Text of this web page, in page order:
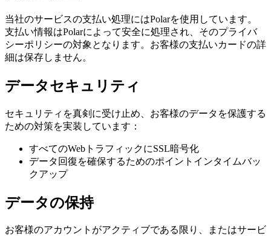
当社のサービスの支払い処理にはPolarを使用しています。
支払い情報はPolarによって安全に処理され、そのプライバ
シーポリシーの対象となります。お客様の支払いカードの詳
細は保存しません。
データセキュリティ
セキュリティを真剣に受け止め、お客様のデータを保護する
ための対策を実装しています：
すべてのWebトラフィックにSSL暗号化
データ回復を確保するためのポイントインタイムバッ
クアップ
データの保持
お客様のアカウントがアクティブである限り、またはサービ